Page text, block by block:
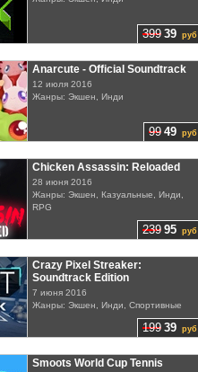
399 39 руб
99 49 руб
Anarcute - Official Soundtrack
12 июля 2016
Жанры: Экшен, Инди
239 95 руб
Chicken Assassin: Reloaded
28 июня 2016
Жанры: Экшен, Казуальные, Инди,
RPG
199 39 руб
Crazy Pixel Streaker:
Soundtrack Edition
7 июня 2016
Жанры: Экшен, Инди, Спортивные
Smoots World Cup Tennis